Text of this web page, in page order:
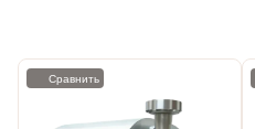
Сравнить